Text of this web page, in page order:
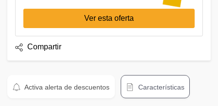
Ver esta oferta
Compartir
Activa alerta de descuentos Características